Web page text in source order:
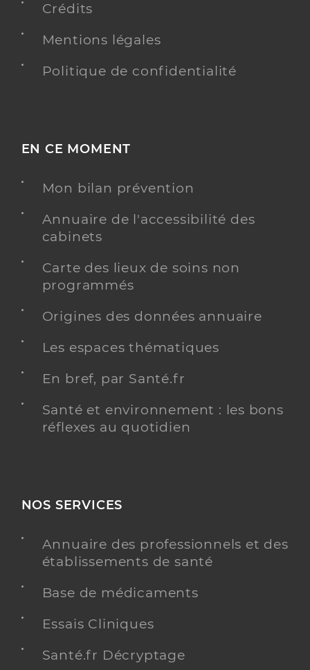
Crédits
Mentions légales
Politique de confidentialité
EN CE MOMENT
Mon bilan prévention
Annuaire de l'accessibilité des
cabinets
Carte des lieux de soins non
programmés
Origines des données annuaire
Les espaces thématiques
En bref, par Santé.fr
Santé et environnement : les bons
réflexes au quotidien
NOS SERVICES
Annuaire des professionnels et des
établissements de santé
Base de médicaments
Essais Cliniques
Santé.fr Décryptage